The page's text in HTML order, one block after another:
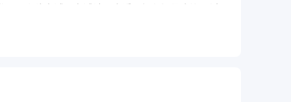
客到场后通过手机号、姓名、身份证号在小程序